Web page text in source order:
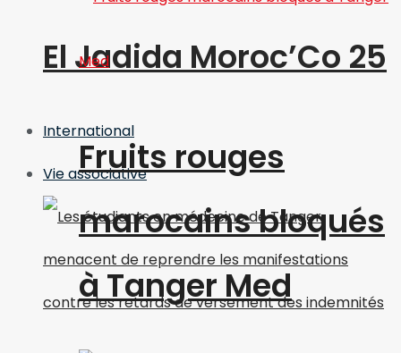
El Jadida Moroc’Co 25
International
Vie associative
Fruits rouges
marocains bloqués
à Tanger Med